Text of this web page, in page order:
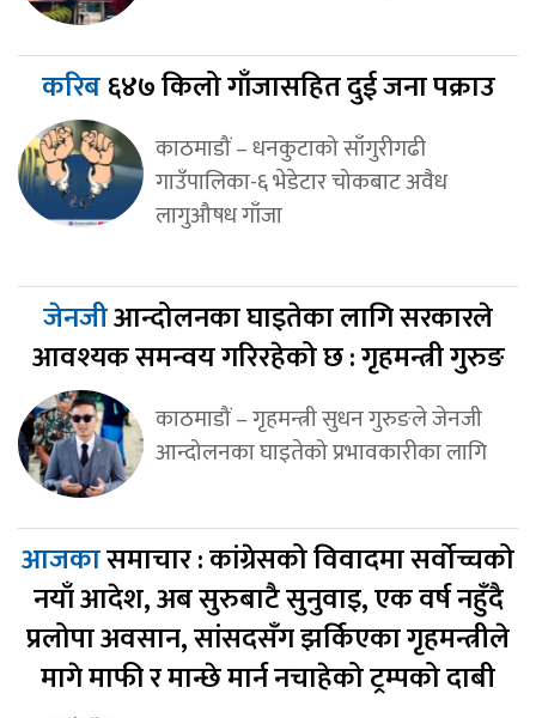
करिब६४७ किलो गाँजासहित दुई जना पक्राउ
काठमाडौं – धनकुटाको साँगुरीगढी
गाउँपालिका-६ भेडेटार चोकबाट अवैध
लागुऔषध गाँजा
जेनजीआन्दोलनका घाइतेका लागि सरकारले
आवश्यक समन्वय गरिरहेको छ : गृहमन्त्री गुरुङ
काठमाडौं – गृहमन्त्री सुधन गुरुङले जेनजी
आन्दोलनका घाइतेको प्रभावकारीका लागि
आजकासमाचार : कांग्रेसको विवादमा सर्वोच्चको
नयाँ आदेश, अब सुरुबाटै सुनुवाइ, एक वर्ष नहुँदै
प्रलोपा अवसान, सांसदसँग झर्किएका गृहमन्त्रीले
मागे माफी र मान्छे मार्न नचाहेको ट्रम्पको दाबी